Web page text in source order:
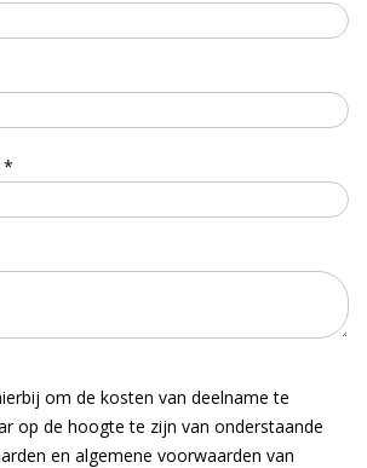
*
om de kosten van deelname te
op de hoogte te zijn van onderstaande
en algemene voorwaarden van